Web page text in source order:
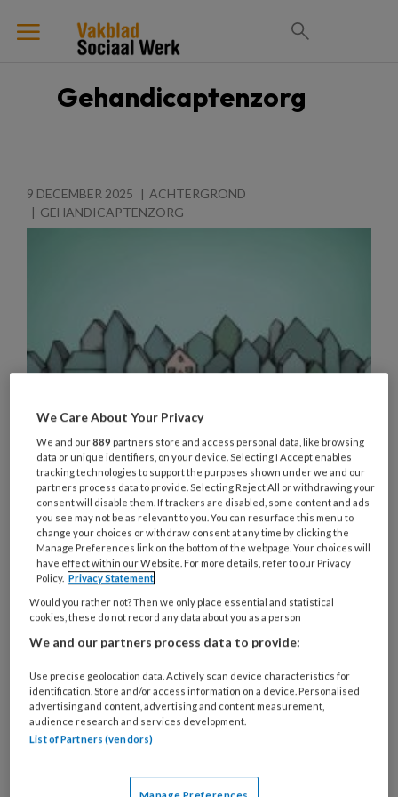
Gehandicaptenzorg
9 DECEMBER 2025
ACHTERGROND
GEHANDICAPTENZORG
De spanning tussen individu en
gemeenschap Tussen ik en wij
Door de neiging om radicaal afstand te nemen van
eerdere ideeën over goede zorg, stevenen we af
op een samenleving waarin we opnieuw
afhankelijk worden van liefdadigheid en zorg
binnen de eigen gemeenschap. Volgens
Femmianne Bredewold moeten we de spanning
tussen individu en gemeenschap niet langer
proberen op te heffen.
We Care About Your Privacy
We and our889 partners store and access personal data, like browsing
data or unique identifiers, on your device. Selecting I Accept enables
tracking technologies to support the purposes shown under we and our
partners process data to provide. Selecting Reject All or withdrawing your
consent will disable them. If trackers are disabled, some content and ads
you see may not be as relevant to you. You can resurface this menu to
change your choices or withdraw consent at any time by clicking the
Manage Preferences link on the bottom of the webpage. Your choices will
have effect within our Website. For more details, refer to our Privacy
Policy. Privacy Statement
Would you rather not? Then we only place essential and statistical
cookies, these do not record any data about you as a person
We and our partners process data to provide:
Use precise geolocation data. Actively scan device characteristics for
identification. Store and/or access information on a device. Personalised
advertising and content, advertising and content measurement,
audience research and services development.
List of Partners (vendors)